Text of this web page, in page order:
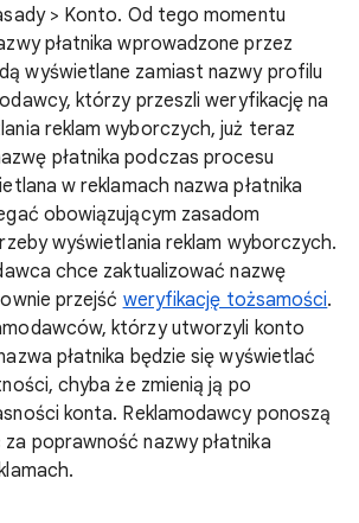
> Konto. Od tego momentu
płatnika wprowadzone przez
wyświetlane zamiast nazwy profilu
którzy przeszli weryfikację na
reklam wyborczych, już teraz
płatnika podczas procesu
w reklamach nazwa płatnika
obowiązującym zasadom
wyświetlania reklam wyborczych.
chce zaktualizować nazwę
przejść weryfikację tożsamości.
którzy utworzyli konto
płatnika będzie się wyświetlać
chyba że zmienią ją po
konta. Reklamodawcy ponoszą
poprawność nazwy płatnika